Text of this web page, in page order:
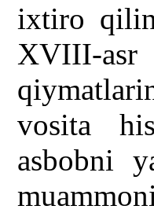
ixtiro
XVIII-
vosita
asbobni